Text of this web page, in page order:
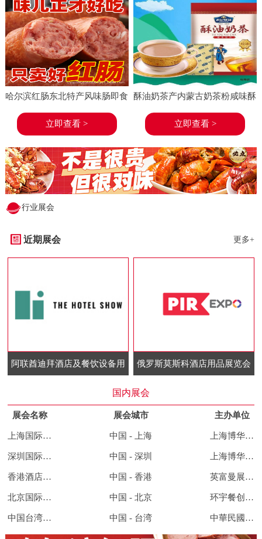
哈尔滨红肠东北特产风味肠即食
香肠东北特产小吃小酒菜熟食蒜
立即查看 >
酥油奶茶产内蒙古奶茶粉咸味酥
油茶速溶袋装奶茶冲饮
立即查看 >
行业展会
近期展会 更多+
阿联酋迪拜酒店及餐饮设备用 俄罗斯莫斯科酒店用品展览会
国内展会
展会名称 展会城市 主办单位
上海国际酒店及餐饮业博览会 中国 - 上海 上海博华国际展览有限公司
深圳国际酒店及餐饮业博览会 中国 - 深圳 上海博华国际展览有限公司
香港酒店用品及餐饮展览会 中国 - 香港 英富曼展览集团
北京国际餐饮连锁加盟展览会 中国 - 北京 环宇餐创展览集团
中国台湾酒店用品及餐饮展览会 中国 - 台湾 中華民國對外貿易發展協會、展昭國際企業股份有限公司